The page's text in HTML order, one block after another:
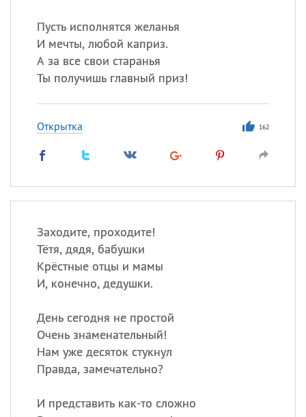
Пусть исполнятся желанья
И мечты, любой каприз.
А за все свои старанья
Ты получишь главный приз!
Открытка 162
Заходите, проходите!
Тётя, дядя, бабушки
Крёстные отцы и мамы
И, конечно, дедушки.
День сегодня не простой
Очень знаменательный!
Нам уже десяток стукнул
Правда, замечательно?
И представить как-то сложно